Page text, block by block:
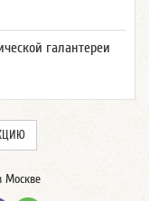
галантереи
Москве